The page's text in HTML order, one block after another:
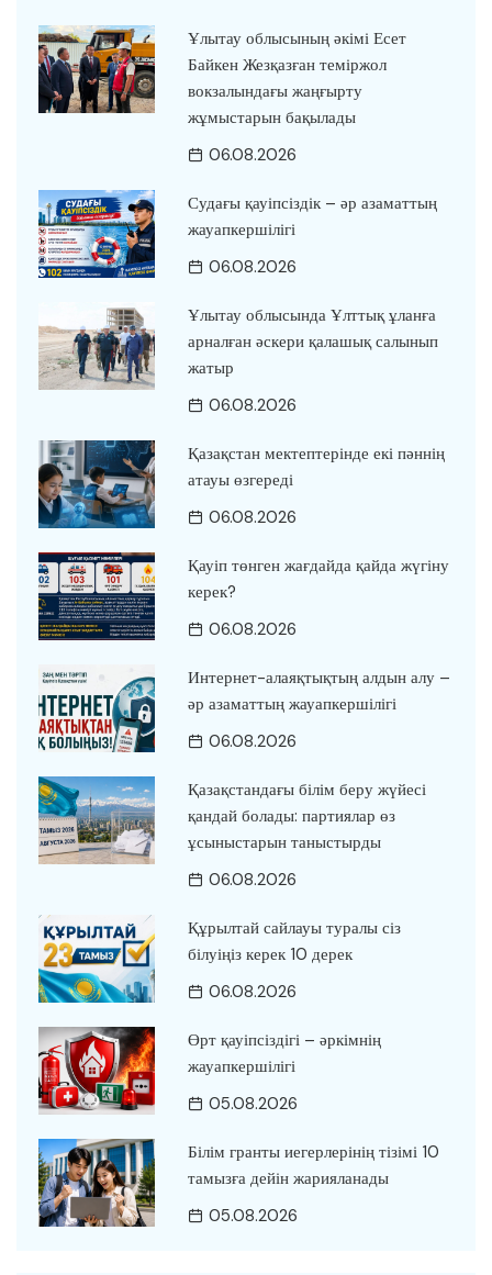
Ұлытау облысының әкімі Есет
Байкен Жезқазған теміржол
вокзалындағы жаңғырту
жұмыстарын бақылады
06.08.2026
Судағы қауіпсіздік – әр азаматтың
жауапкершілігі
06.08.2026
Ұлытау облысында Ұлттық ұланға
арналған әскери қалашық салынып
жатыр
06.08.2026
Қазақстан мектептерінде екі пәннің
атауы өзгереді
06.08.2026
Қауіп төнген жағдайда қайда жүгіну
керек?
06.08.2026
Интернет-алаяқтықтың алдын алу –
әр азаматтың жауапкершілігі
06.08.2026
Қазақстандағы білім беру жүйесі
қандай болады: партиялар өз
ұсыныстарын таныстырды
06.08.2026
Құрылтай сайлауы туралы сіз
білуіңіз керек 10 дерек
06.08.2026
Өрт қауіпсіздігі – әркімнің
жауапкершілігі
05.08.2026
Білім гранты иегерлерінің тізімі 10
тамызға дейін жарияланады
05.08.2026